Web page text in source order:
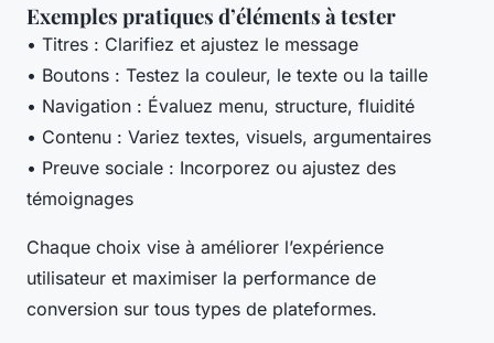
Exemples pratiques d’éléments à tester
• Titres : Clarifiez et ajustez le message
• Boutons : Testez la couleur, le texte ou la taille
• Navigation : Évaluez menu, structure, fluidité
• Contenu : Variez textes, visuels, argumentaires
• Preuve sociale : Incorporez ou ajustez des
témoignages
Chaque choix vise à améliorer l’expérience
utilisateur et maximiser la performance de
conversion sur tous types de plateformes.